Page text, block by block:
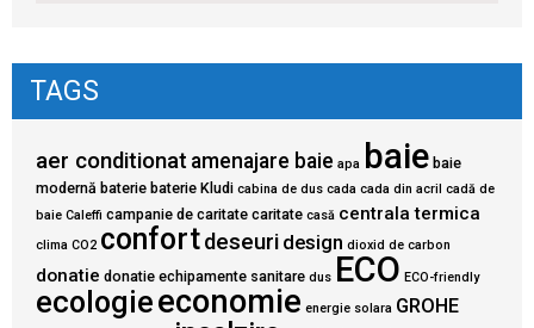
TAGS
aer conditionat amenajare baie apa baie baie
modernă baterie baterie Kludi cabina de dus cada cada din acril cadă de
baie Caleffi campanie de caritate caritate casă centrala termica
clima CO2 confortdeseuri design dioxid de carbon
donatie donatie echipamente sanitare dus ECO ECO-friendly
ecologieeconomie energie solara GROHE